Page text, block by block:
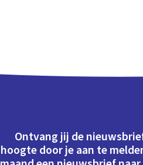
Ontvang jij de
hoogte door je aan te